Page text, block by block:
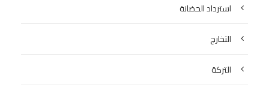
استرداد الحضانة
التخارج
التركة